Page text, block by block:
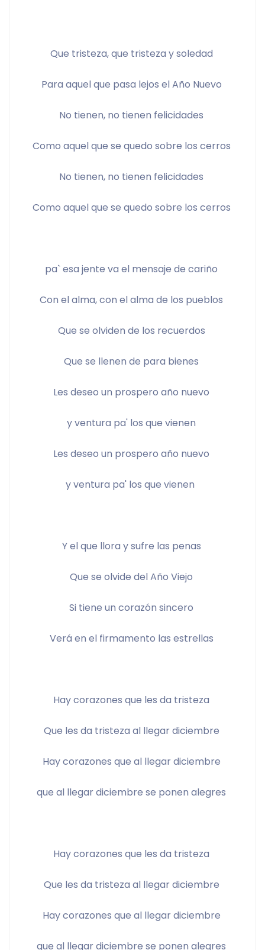
Que tristeza, que tristeza y soledad
Para aquel que pasa lejos el Año Nuevo
No tienen, no tienen felicidades
Como aquel que se quedo sobre los cerros
No tienen, no tienen felicidades
Como aquel que se quedo sobre los cerros
pa` esa jente va el mensaje de cariño
Con el alma, con el alma de los pueblos
Que se olviden de los recuerdos
Que se llenen de para bienes
Les deseo un prospero año nuevo
y ventura pa' los que vienen
Les deseo un prospero año nuevo
y ventura pa' los que vienen
Y el que llora y sufre las penas
Que se olvide del Año Viejo
Si tiene un corazón sincero
Verá en el firmamento las estrellas
Hay corazones que les da tristeza
Que les da tristeza al llegar diciembre
Hay corazones que al llegar diciembre
que al llegar diciembre se ponen alegres
Hay corazones que les da tristeza
Que les da tristeza al llegar diciembre
Hay corazones que al llegar diciembre
que al llegar diciembre se ponen alegres